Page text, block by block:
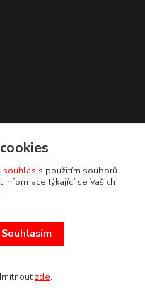
souhlas s použitím souborů
týkající se Vašich
Souhlasím
zde.